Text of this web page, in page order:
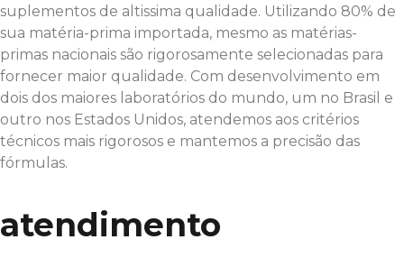
suplementos de altissima qualidade. Utilizando 80% de
sua matéria-prima importada, mesmo as matérias-
primas nacionais são rigorosamente selecionadas para
fornecer maior qualidade. Com desenvolvimento em
dois dos maiores laboratórios do mundo, um no Brasil e
outro nos Estados Unidos, atendemos aos critérios
técnicos mais rigorosos e mantemos a precisão das
fórmulas.
atendimento